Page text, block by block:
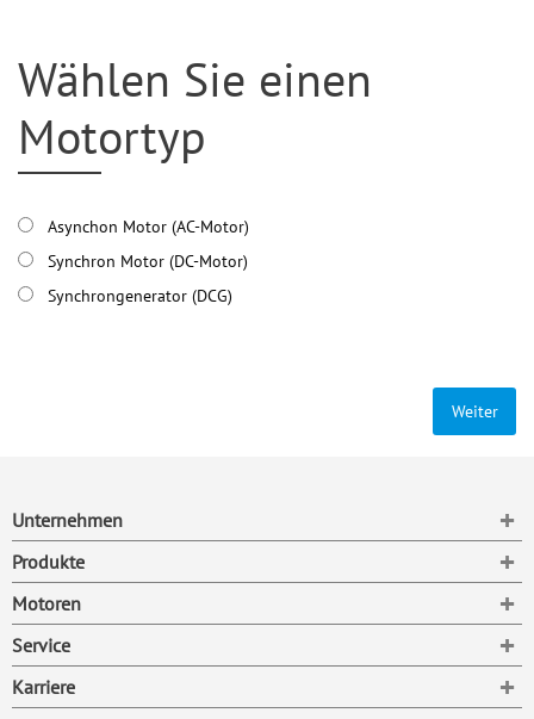
Wählen Sie einen
Motortyp
Asynchon Motor (AC-Motor)
Synchron Motor (DC-Motor)
Synchrongenerator (DCG)
Weiter
Unternehmen
Produkte
Motoren
Service
Karriere